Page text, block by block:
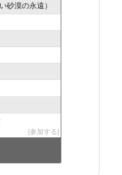
砂漠の永遠）
参加する